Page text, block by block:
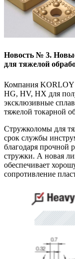
Новость № 3.
для тяжелой
Компания KORLOY
HG, HV, HX для
эксклюзивные
тяжелой токарной
Стружколомы для
срок службы
благодаря прочной
стружки. А новая
обеспечивает
сопротивление